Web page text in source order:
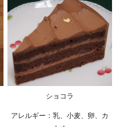
ショコラ
アレルギー：乳、小麦、卵、カ